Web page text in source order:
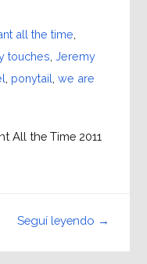
all the time
touches Jeremy
ponytail we are
All the Time 2011
Seguí leyendo →